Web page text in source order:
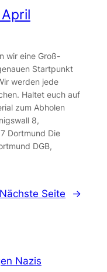
wir eine Groß-
Startpunkt
werden jede
Haltet euch auf
zum Abholen
8,
Dortmund Die
DGB,
Nächste Seite →
Nazis